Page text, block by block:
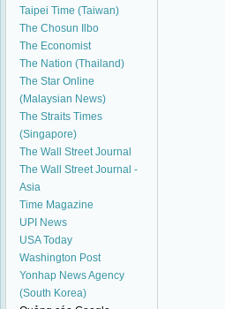
Taipei Time (Taiwan)
The Chosun Ilbo
The Economist
The Nation (Thailand)
The Star Online
(Malaysian News)
The Straits Times
(Singapore)
The Wall Street Journal
The Wall Street Journal -
Asia
Time Magazine
UPI News
USA Today
Washington Post
Yonhap News Agency
(South Korea)